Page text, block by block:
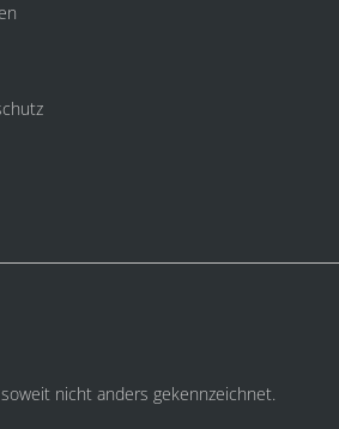
soweit nicht anders gekennzeichnet.